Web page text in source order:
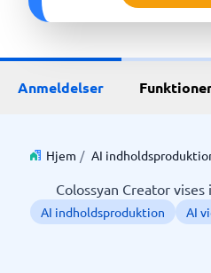
Anmeldelser
Hjem / AI
Colossyan Creator
AI indholdsproduktion AI